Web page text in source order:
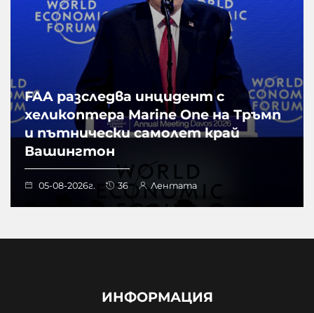
FAA разследва инцидент с
хеликоптера Marine One на Тръмп
и пътнически самолет край
Вашингтон
05-08-2026г. 36 Лентата
ИНФОРМАЦИЯ